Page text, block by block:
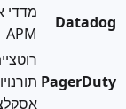
מדדי אפליקציה,
APM
תורנויות,